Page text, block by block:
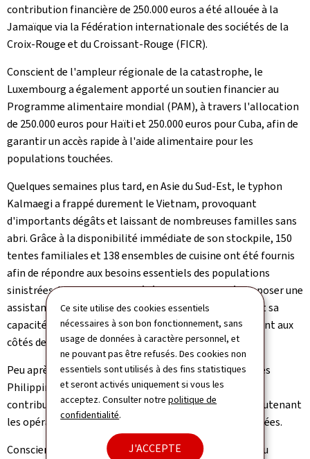
Ce site utilise des cookies essentiels
nécessaires à son bon fonctionnement, sans
usage de données à caractère personnel, et
ne pouvant pas être refusés. Des cookies non
essentiels sont utilisés à des fins statistiques
et seront activés uniquement si vous les
acceptez. Consulter notrepolitique de
confidentialité.
J'ACCEPTE
contribution financière de 250.000 euros a été allouée à la
Jamaïque via la Fédération internationale des sociétés de la
Croix-Rouge et du Croissant-Rouge (FICR).
Conscient de l'ampleur régionale de la catastrophe, le
Luxembourg a également apporté un soutien financier au
Programme alimentaire mondial (PAM), à travers l'allocation
de 250.000 euros pour Haïti et 250.000 euros pour Cuba, afin de
garantir un accès rapide à l'aide alimentaire pour les
populations touchées.
Quelques semaines plus tard, en Asie du Sud-Est, le typhon
Kalmaegi a frappé durement le Vietnam, provoquant
d'importants dégâts et laissant de nombreuses familles sans
abri. Grâce à la disponibilité immédiate de son stockpile, 150
tentes familiales et 138 ensembles de cuisine ont été fournis
afin de répondre aux besoins essentiels des populations
sinistrées. Le Luxembourg a été le premier pays à proposer une
assistance matérielle dans le cadre du UCPM, illustrant sa
capacité de réaction rapide et son engagement constant aux
côtés des populations touchées.
Peu après, un violent tremblement de terre a frappé les
Philippines. En réponse, le Luxembourg a apporté une
contribution financière de 250.000 euros via la FICR, soutenant
les opérations d'urgence et l'aide aux personnes affectées.
Conscient de l'urgence des besoins en Indonésie face au